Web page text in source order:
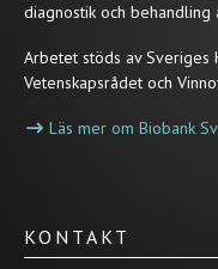
diagnostik och behandling
Arbetet stöds av Sveriges
Vetenskapsrådet och
Läs mer om Biobank
KONTAKT